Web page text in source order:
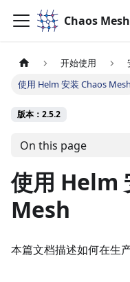
Chaos Mesh
开始使用
使用 Helm 安装 Chaos Mesh
版本：2.5.2
On this page
使用 Helm
Mesh
本篇文档描述如何在生